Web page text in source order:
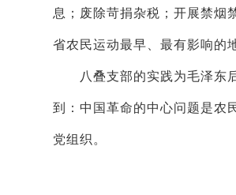
息；废除苛捐杂税；开展禁烟
省农民运动最早、最有影响的
八叠支部的实践为毛泽东后
到：中国革命的中心问题是农
党组织。